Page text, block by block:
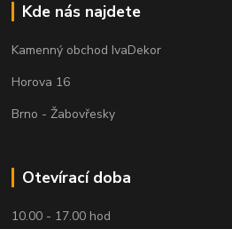
Kde nás najdete
Kamenný obchod IvaDekor
Horova 16
Brno - Žabovřesky
Otevírací doba
10.00 - 17.00 hod